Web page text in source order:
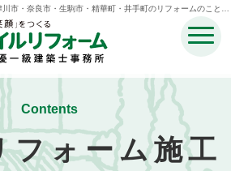
市・奈良市・生駒市・精華町・井手町のリフォームのことな
Contents
フォーム施工